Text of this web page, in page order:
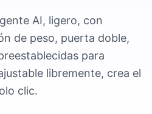
AI, ligero, con
de peso, puerta doble,
para
libremente, crea el
clic.